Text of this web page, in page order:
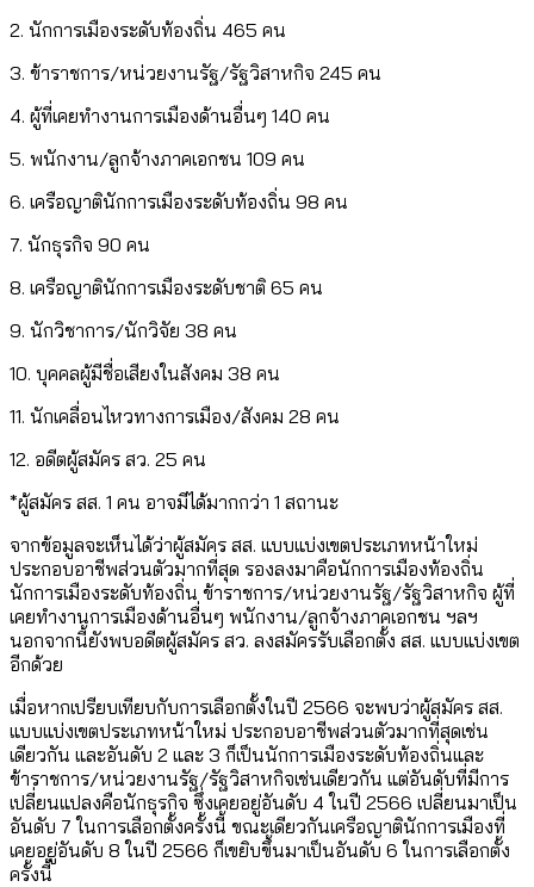
2. นักการเมืองระดับท้องถิ่น 465 คน
3. ข้าราชการ/หน่วยงานรัฐ/รัฐวิสาหกิจ 245 คน
4. ผู้ที่เคยทำงานการเมืองด้านอื่นๆ 140 คน
5. พนักงาน/ลูกจ้างภาคเอกชน 109 คน
6. เครือญาตินักการเมืองระดับท้องถิ่น 98 คน
7. นักธุรกิจ 90 คน
8. เครือญาตินักการเมืองระดับชาติ 65 คน
9. นักวิชาการ/นักวิจัย 38 คน
10. บุคคลผู้มีชื่อเสียงในสังคม 38 คน
11. นักเคลื่อนไหวทางการเมือง/สังคม 28 คน
12. อดีตผู้สมัคร สว. 25 คน
*ผู้สมัคร สส. 1 คน อาจมีได้มากกว่า 1 สถานะ
จากข้อมูลจะเห็นได้ว่าผู้สมัคร สส. แบบแบ่งเขตประเภทหน้าใหม่
ประกอบอาชีพส่วนตัวมากที่สุด รองลงมาคือนักการเมืองท้องถิ่น
นักการเมืองระดับท้องถิ่น ข้าราชการ/หน่วยงานรัฐ/รัฐวิสาหกิจ ผู้ที่
เคยทำงานการเมืองด้านอื่นๆ พนักงาน/ลูกจ้างภาคเอกชน ฯลฯ
นอกจากนี้ยังพบอดีตผู้สมัคร สว. ลงสมัครรับเลือกตั้ง สส. แบบแบ่งเขต
อีกด้วย
เมื่อหากเปรียบเทียบกับการเลือกตั้งในปี 2566 จะพบว่าผู้สมัคร สส.
แบบแบ่งเขตประเภทหน้าใหม่ ประกอบอาชีพส่วนตัวมากที่สุดเช่น
เดียวกัน และอันดับ 2 และ 3 ก็เป็นนักการเมืองระดับท้องถิ่นและ
ข้าราชการ/หน่วยงานรัฐ/รัฐวิสาหกิจเช่นเดียวกัน แต่อันดับที่มีการ
เปลี่ยนแปลงคือนักธุรกิจ ซึ่งเคยอยู่อันดับ 4 ในปี 2566 เปลี่ยนมาเป็น
อันดับ 7 ในการเลือกตั้งครั้งนี้ ขณะเดียวกันเครือญาตินักการเมืองที่
เคยอยู่อันดับ 8 ในปี 2566 ก็เขยิบขึ้นมาเป็นอันดับ 6 ในการเลือกตั้ง
ครั้งนี้